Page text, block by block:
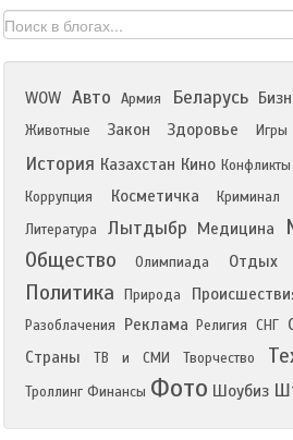
WOW Авто Армия Беларусь
Животные
Закон Здоровье Игры
История Казахстан Кино Конфликты
Коррупция Косметичка Криминал
Литература Лытдыбр Медицина
Общество Олимпиада Отдых
Политика Природа
Разоблачения
Реклама Религия СНГ
Страны
ТВ и СМИ Творчество
Троллинг Финансы Фото Шоубиз